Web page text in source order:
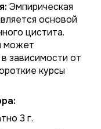
Эмпирическая
основой
цистита.
может
зависимости от
курсы
3 г.